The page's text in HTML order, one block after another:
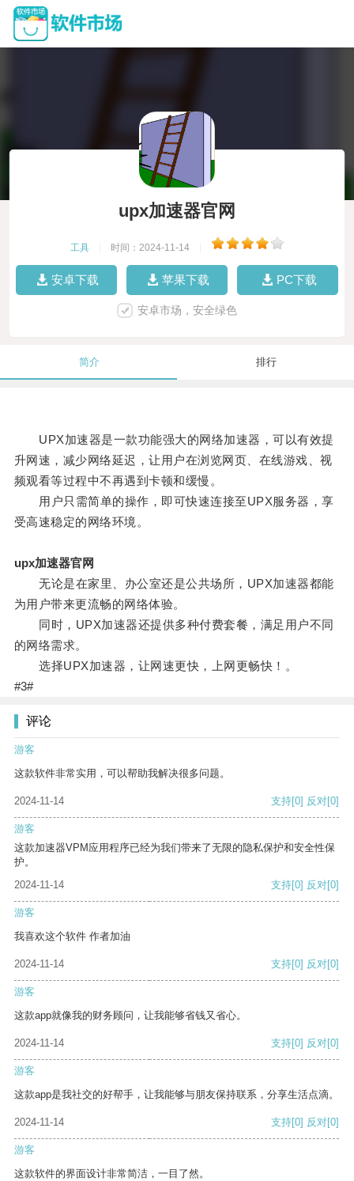
upx加速器官网
工具 时间：2024-11-14
安卓下载 苹果下载 PC下载
安卓市场，安全绿色
简介 排行
UPX加速器是一款功能强大的网络加速器，可以有效提
升网速，减少网络延迟，让用户在浏览网页、在线游戏、视
频观看等过程中不再遇到卡顿和缓慢。
用户只需简单的操作，即可快速连接至UPX服务器，享
受高速稳定的网络环境。
upx加速器官网
无论是在家里、办公室还是公共场所，UPX加速器都能
为用户带来更流畅的网络体验。
同时，UPX加速器还提供多种付费套餐，满足用户不同
的网络需求。
选择UPX加速器，让网速更快，上网更畅快！。
#3#
评论
游客
这款软件非常实用，可以帮助我解决很多问题。
2024-11-14 支持[0] 反对[0]
游客
这款加速器VPM应用程序已经为我们带来了无限的隐私保护和安全性保
护。
2024-11-14
支持[0] 反对[0]
游客
我喜欢这个软件 作者加油
2024-11-14 支持[0] 反对[0]
游客
这款app就像我的财务顾问，让我能够省钱又省心。
2024-11-14 支持[0] 反对[0]
游客
这款app是我社交的好帮手，让我能够与朋友保持联系，分享生活点滴。
2024-11-14 支持[0] 反对[0]
游客
这款软件的界面设计非常简洁，一目了然。